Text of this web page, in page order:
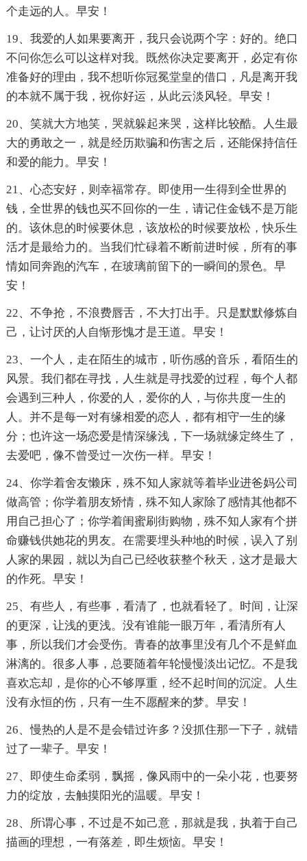
个走远的人。早安！
19、我爱的人如果要离开，我只会说两个字：好的。绝口
不问你怎么可以这样对我。既然你决定要离开，必定有你
准备好的理由，我不想听你冠冕堂皇的借口，凡是离开我
的本就不属于我，祝你好运，从此云淡风轻。早安！
20、笑就大方地笑，哭就躲起来哭，这样比较酷。人生最
大的勇敢之一，就是经历欺骗和伤害之后，还能保持信任
和爱的能力。早安！
21、心态安好，则幸福常存。即使用一生得到全世界的
钱，全世界的钱也买不回你的一生，请记住金钱不是万能
的。该休息的时候要休息，该放松的时候要放松，快乐生
活才是最给力的。当我们忙碌着不断前进时候，所有的事
情如同奔跑的汽车，在玻璃前留下的一瞬间的景色。早
安！
22、不争抢，不浪费唇舌，不大打出手。只是默默修炼自
己，让讨厌的人自惭形愧才是王道。早安！
23、一个人，走在陌生的城市，听伤感的音乐，看陌生的
风景。我们都在寻找，人生就是寻找爱的过程，每个人都
会遇到三种人，你爱的人，爱你的人，与你共度一生的
人。并不是每一对有缘相爱的恋人，都有相守一生的缘
分；也许这一场恋爱是情深缘浅，下一场就缘定终生了，
去爱吧，像不曾受过一次伤一样。早安！
24、你学着舍友懒床，殊不知人家就等着毕业进爸妈公司
做高管；你学着朋友矫情，殊不知人家除了感情其他都不
用自己担心了；你学着闺蜜刷街购物，殊不知人家有个拼
命赚钱供她花的男友。在需要埋头种地的时候，误入了别
人家的果园，就以为自己已经收获整个秋天，这才是最大
的作死。早安！
25、有些人，有些事，看清了，也就看轻了。时间，让深
的更深，让浅的更浅。没有谁能一眼万年，看清所有人
事，所以我们才会受伤。青春的故事里没有几个不是鲜血
淋漓的。很多人事，总要随着年轮慢慢淡出记忆。不是我
喜欢忘却，是你的心不够厚重，经不起时间的沉淀。人生
没有永恒的伤，只有一生不愿醒来的梦。早安！
26、慢热的人是不是会错过许多？没抓住那一下子，就错
过了一辈子。早安！
27、即使生命柔弱，飘摇，像风雨中的一朵小花，也要努
力的绽放，去触摸阳光的温暖。早安！
28、所谓心事，不过是不如己意，那就是我，执着于自己
描画的理想，一有落差，即生烦恼。早安！